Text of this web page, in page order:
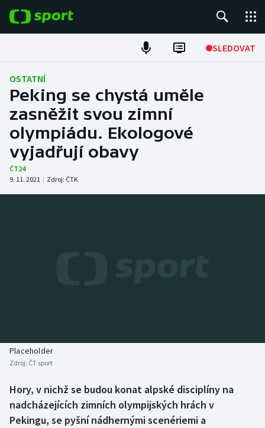
SLEDOVAT
Fotbal
Hokej
Tenis
Atletika
Boby a skeleton
Box
Curling
AZ kvíz
OSTATNÍ
Peking se chystá uměle
zasněžit svou zimní
olympiádu. Ekologové
vyjadřují obavy
ČT24
9. 11. 2021 | Zdroj: ČTK
Placeholder
Zdroj: ČT sport
Hory, v nichž se budou konat alpské disciplíny na
nadcházejících zimních olympijských hrách v
Pekingu, se pyšní nádhernými scenériemi a